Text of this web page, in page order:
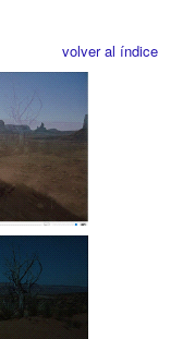
volver al índice